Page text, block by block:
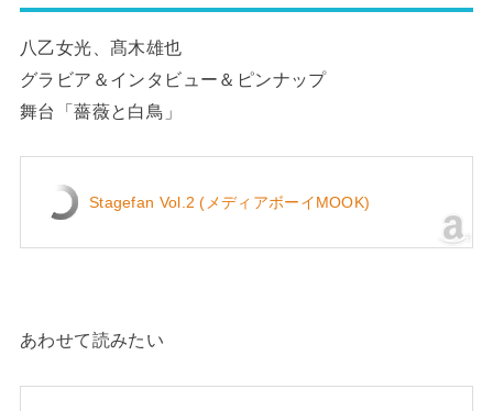
八乙女光、髙木雄也
グラビア＆インタビュー＆ピンナップ
舞台「薔薇と白鳥」
Stagefan Vol.2 (メディアボーイMOOK)
あわせて読みたい